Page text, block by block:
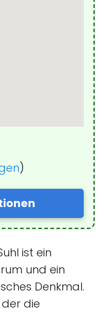
)
ist ein
und ein
Denkmal.
der die